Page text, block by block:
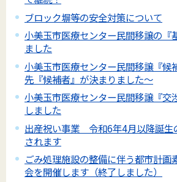
ブロック塀等の安全対策について
小美玉市医療センター民間移譲の『
ました
小美玉市医療センター民間移譲『
先『候補者』が決まりました～
小美玉市医療センター民間移譲『交
しました
出産祝い事業 令和6年4月以降誕生
されます
ごみ処理施設の整備に伴う都市計画
会を開催します（終了しました）